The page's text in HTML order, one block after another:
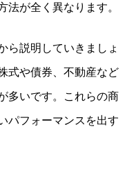
法が全く異なります。
ら説明していきましょ
式や債券、不動産など
多いです。これらの商
パフォーマンスを出す